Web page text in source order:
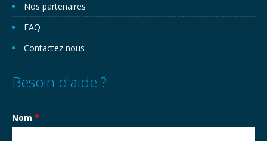
Nos partenaires
FAQ
Contactez nous
Besoin d'aide ?
Nom *